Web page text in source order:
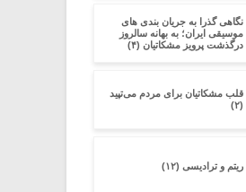
نگاهی گذرا به جریان بندی های
موسیقی ایران؛ به بهانه سالروز
درگذشت پرویز مشکاتیان (۴)
قلب مشکاتیان برای مردم می‌تپید
(۲)
ریتم و ترادیسی (۱۲)